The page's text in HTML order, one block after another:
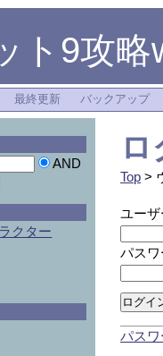
ト9攻略
最終更新 バックアップ
ロ
Top >
ユー
パスワ
ログイ
パスワ
AND
クター